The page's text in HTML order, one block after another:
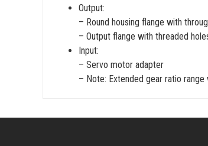
Output:
– Round housing flange with
– Output flange with threaded
Input:
– Servo motor adapter
– Note: Extended gear ratio